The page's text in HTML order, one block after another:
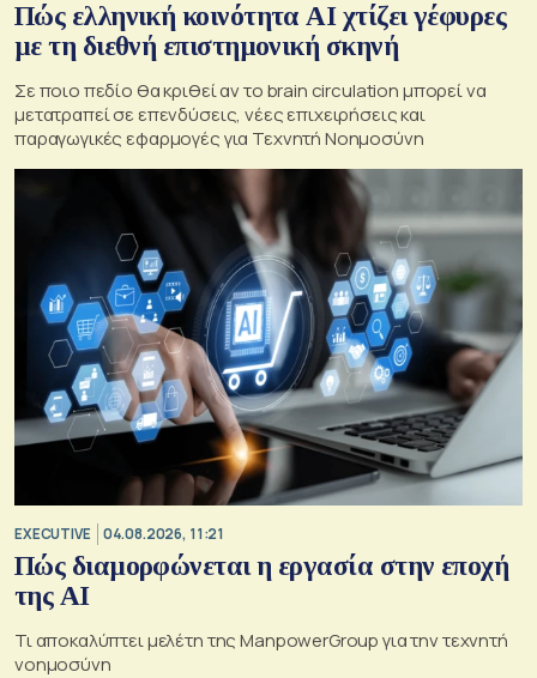
Πώς ελληνική κοινότητα AI χτίζει γέφυρες
με τη διεθνή επιστημονική σκηνή
Σε ποιο πεδίο θα κριθεί αν το brain circulation μπορεί να
μετατραπεί σε επενδύσεις, νέες επιχειρήσεις και
παραγωγικές εφαρμογές για Τεχνητή Νοημοσύνη
EXECUTIVE 04.08.2026, 11:21
Πώς διαμορφώνεται η εργασία στην εποχή
της AI
Τι αποκαλύπτει μελέτη της ManpowerGroup για την τεχνητή
νοημοσύνη